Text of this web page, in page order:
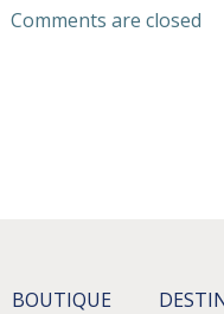
Comments are closed
BOUTIQUE